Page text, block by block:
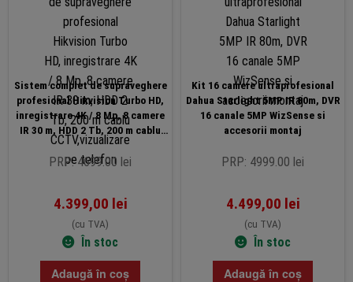
Sistem complet de supraveghere
profesional Hikvision Turbo HD,
inregistrare 4K / 8 Mp, 8 camere
IR 30 m, HDD 2 Tb, 200 m cablu
CCTV,vizualizare pe telefon
PRP: 4699.00 lei
4.399,00 lei
(cu TVA)
În stoc
Adaugă în coș
Kit 16 camere ultraprofesional
Dahua Starlight 5MP IR 80m, DVR
16 canale 5MP WizSense si
accesorii montaj
PRP: 4999.00 lei
4.499,00 lei
(cu TVA)
În stoc
Adaugă în coș